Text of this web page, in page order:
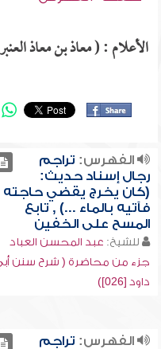
الأعلام : ( معاذ بن معاذ
الفهرس: تراجم
رجال إسناد حديث:
(كان يخرج يقضي حاجته
فآتيه بالماء ...) , تابع
المسح على الخفين
للشيخ: عبد المحسن العباد
جزء من محاضرة ( شرح سنن
داود [026])
الفهرس: تراجم